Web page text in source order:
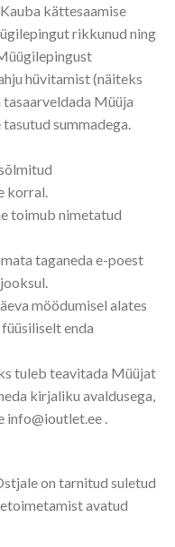
kättesaamise
rikkunud ning
hüvitamist (näiteks
Müüja
summadega.
korral.
toimub nimetatud
taganeda e-poest
möödumisel alates
enda
tuleb teavitada Müüjat
kirjaliku avaldusega,
info@ioutlet.ee .
on tarnitud suletud
avatud